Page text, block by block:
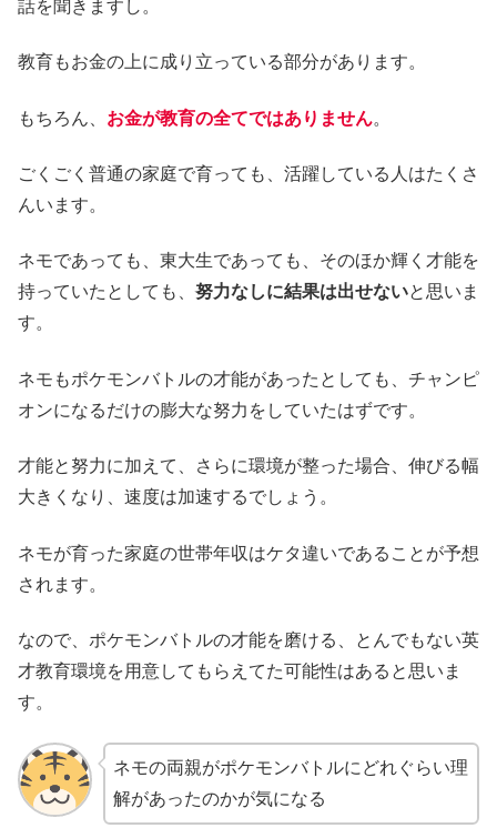
話を聞きますし。
教育もお金の上に成り立っている部分があります。
もちろん、 お金が教育の全てではありません。
ごくごく普通の家庭で育っても、活躍している人はたくさ
んいます。
ネモであっても、東大生であっても、そのほか輝く才能を
持っていたとしても、努力なしに結果は出せないと思いま
す。
ネモもポケモンバトルの才能があったとしても、チャンピ
オンになるだけの膨大な努力をしていたはずです。
才能と努力に加えて、さらに環境が整った場合、伸びる幅
大きくなり、速度は加速するでしょう。
ネモが育った家庭の世帯年収はケタ違いであることが予想
されます。
なので、ポケモンバトルの才能を磨ける、とんでもない英
才教育環境を用意してもらえてた可能性はあると思いま
す。
ネモの両親がポケモンバトルにどれぐらい理
解があったのかが気になる